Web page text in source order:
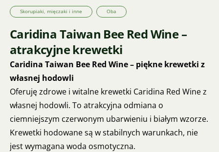
Skorupiaki, mięczaki i inne Oba
Caridina Taiwan Bee Red Wine –
atrakcyjne krewetki
Caridina Taiwan Bee Red Wine – piękne krewetki z
własnej hodowli
Oferuję zdrowe i witalne krewetki Caridina Red Wine z
własnej hodowli. To atrakcyjna odmiana o
ciemniejszym czerwonym ubarwieniu i białym wzorze.
Krewetki hodowane są w stabilnych warunkach, nie
jest wymagana woda osmotyczna.